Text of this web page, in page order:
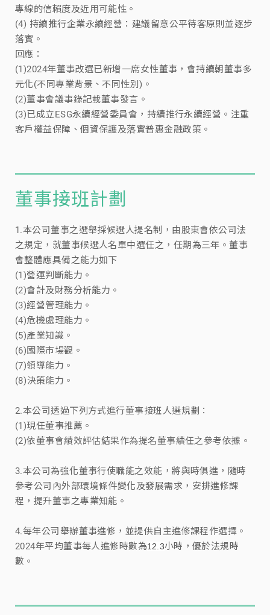
專線的信賴度及近用可能性。
(4) 持續推行企業永續經營：建議留意公平待客原則並逐步
落實。
回應：
(1)2024年董事改選已新增一席女性董事，會持續朝董事多
元化(不同專業背景、不同性別)。
(2)董事會議事錄記載董事發言。
(3)已成立ESG永續經營委員會，持續推行永續經營。注重
客戶權益保障、個資保護及落實普惠金融政策。
董事接班計劃
1.本公司董事之選舉採候選人提名制，由股東會依公司法
之規定，就董事候選人名單中選任之，任期為三年。董事
會整體應具備之能力如下
(1)營運判斷能力。
(2)會計及財務分析能力。
(3)經營管理能力。
(4)危機處理能力。
(5)產業知識。
(6)國際市場觀。
(7)領導能力。
(8)決策能力。
2.本公司透過下列方式進行董事接班人選規劃：
(1)現任董事推薦。
(2)依董事會績效評估結果作為提名董事續任之參考依據。
3.本公司為強化董事行使職能之效能，將與時俱進，隨時
參考公司內外部環境條件變化及發展需求，安排進修課
程，提升董事之專業知能。
4.每年公司舉辦董事進修，並提供自主進修課程作選擇。
2024年平均董事每人進修時數為12.3小時，優於法規時
數。